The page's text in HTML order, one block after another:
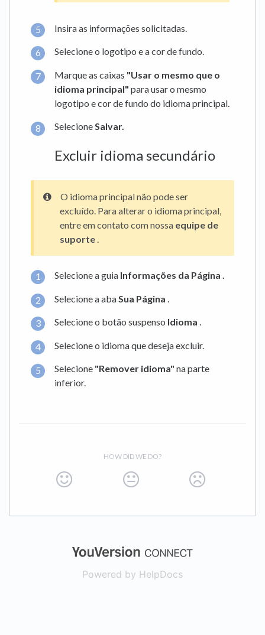
Insira as informações solicitadas.
Selecione o logotipo e a cor de fundo.
Marque as caixas "Usar o mesmo que o
idioma principal" para usar o mesmo
logotipo e cor de fundo do idioma principal.
SelecioneSalvar.
Excluir idioma secundário
O idioma principal não pode ser
excluído. Para alterar o idioma principal,
entre em contato com nossa equipe de
suporte .
Selecione a guia Informações da Página .
Selecione a aba Sua Página
Selecione o botão suspenso Idioma .
Selecione o idioma que deseja excluir.
Selecione "Remover idioma" na parte
inferior.
HOW DID WE DO?
(opens in a
Powered by HelpDocs